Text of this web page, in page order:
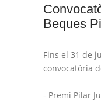
Beques
Fins el 31 de
convocatòria
- Premi Pilar